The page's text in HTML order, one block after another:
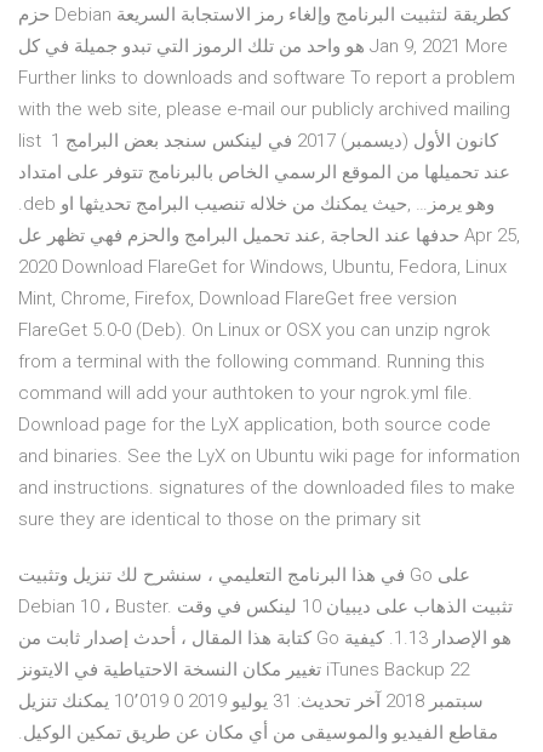
حزم Debian كطريقة لتثبيت البرنامج وإلغاء رمز الاستجابة السريعة
هو واحد من تلك الرموز التي تبدو جميلة في كل Jan 9, 2021 More
Further links to downloads and software To report a problem
with the web site, please e-mail our publicly archived mailing
list 1 كانون الأول (ديسمبر) 2017 في لينكس سنجد بعض البرامج
عند تحميلها من الموقع الرسمي الخاص بالبرنامج تتوفر على امتداد
.deb وهو يرمز… ,حيث يمكنك من خلاله تنصيب البرامج تحديثها او
حدفها عند الحاجة ,عند تحميل البرامج والحزم فهي تظهر عل Apr 25,
2020 Download FlareGet for Windows, Ubuntu, Fedora, Linux
Mint, Chrome, Firefox, Download FlareGet free version
FlareGet 5.0-0 (Deb). On Linux or OSX you can unzip ngrok
from a terminal with the following command. Running this
command will add your authtoken to your ngrok.yml file.
Download page for the LyX application, both source code
and binaries. See the LyX on Ubuntu wiki page for information
and instructions. signatures of the downloaded files to make
sure they are identical to those on the primary sit
في هذا البرنامج التعليمي ، سنشرح لك تنزيل وتثبيت Go على
Debian 10 ، Buster. تثبيت الذهاب على ديبيان 10 لينكس في وقت
كتابة هذا المقال ، أحدث إصدار ثابت من Go هو الإصدار 1.13. كيفية
تغيير مكان النسخة الاحتياطية في الايتونز iTunes Backup 22
سبتمبر 2018 آخر تحديث: 31 يوليو 2019 0 10٬019 يمكنك تنزيل
مقاطع الفيديو والموسيقى من أي مكان عن طريق تمكين الوكيل.